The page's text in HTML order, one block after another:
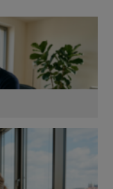
– jak na ně